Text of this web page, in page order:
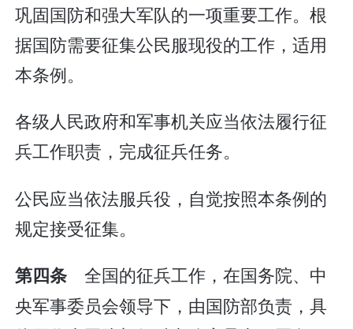
巩固国防和强大军队的一项重要工作。根
据国防需要征集公民服现役的工作，适用
本条例。
各级人民政府和军事机关应当依法履行征
兵工作职责，完成征兵任务。
公民应当依法服兵役，自觉按照本条例的
规定接受征集。
第四条 全国的征兵工作，在国务院、中
央军事委员会领导下，由国防部负责，具